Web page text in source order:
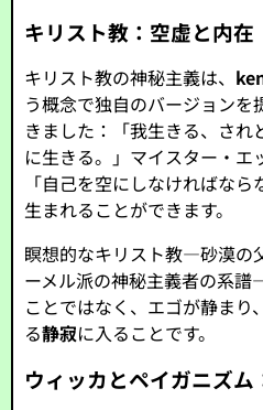
キリスト教：空虚と内在
キリスト教の神秘主義は、
う概念で独自のバージョンを
きました：「我生きる、さ
に生きる。」マイスター・エ
「自己を空にしなければな
生まれることができます。
瞑想的なキリスト教—砂漠の
ーメル派の神秘主義者の系
ことではなく、エゴが静まり
る静寂に入ることです。
ウィッカとペイガニズ